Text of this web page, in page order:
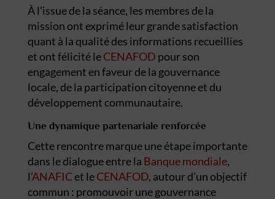
À l’issue de la séance, les membres de la
mission ont exprimé leur grande satisfaction
quant à la qualité des informations recueillies
et ont félicité leCENAFOD pour son
engagement en faveur de la gouvernance
locale, de la participation citoyenne et du
développement communautaire.
Une dynamique partenariale renforcée
Cette rencontre marque une étape importante
dans le dialogue entre la Banque mondiale,
l’ANAFICet leCENAFOD, autour d’un objectif
commun : promouvoir une gouvernance